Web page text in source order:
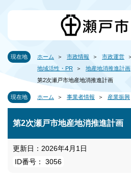
現在地 ホーム 市政情報 市政運営
地域活性・PR
地産地消推進計画
第2次瀬戸市地産地消推進計画
現在地 ホーム 事業者情報 産業振興
第2次瀬戸市地産地消推進計画
更新日：2026年4月1日
ID番号： 3056